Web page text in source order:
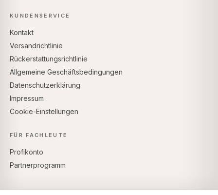
KUNDENSERVICE
Kontakt
Versandrichtlinie
Rückerstattungsrichtlinie
Allgemeine Geschäftsbedingungen
Datenschutzerklärung
Impressum
Cookie-Einstellungen
FÜR FACHLEUTE
Profikonto
Partnerprogramm